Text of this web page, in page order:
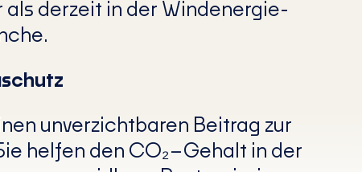
derzeit in der Windenergie-
unverzichtbaren Beitrag zur
helfen den CO₂–Gehalt in der